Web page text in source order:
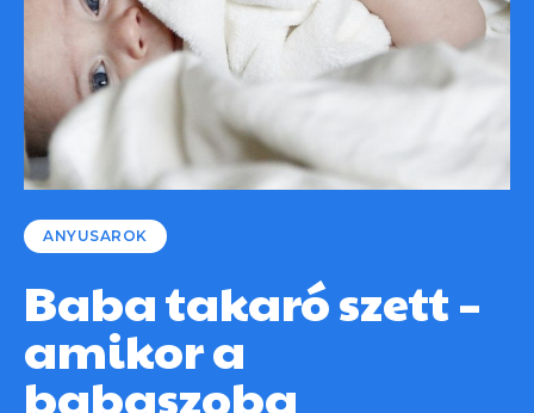
ANYUSAROK
Baba takaró szett –
amikor a
babaszoba